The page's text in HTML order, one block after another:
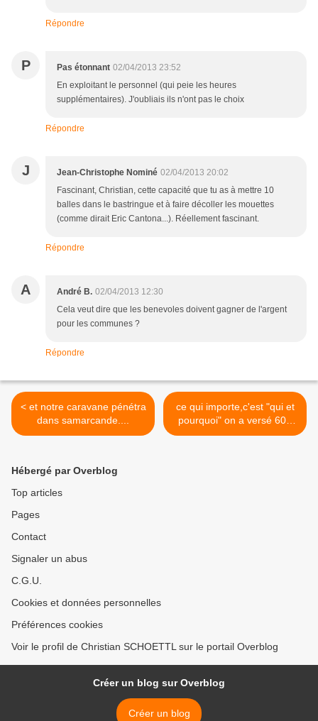
Répondre
P Pas étonnant 02/04/2013 23:52
En exploitant le personnel (qui peie les heures
supplémentaires). J'oubliais ils n'ont pas le choix
Répondre
J Jean-Christophe Nominé 02/04/2013 20:02
Fascinant, Christian, cette capacité que tu as à mettre 10
balles dans le bastringue et à faire décoller les mouettes
(comme dirait Eric Cantona...). Réellement fascinant.
Répondre
A André B. 02/04/2013 12:30
Cela veut dire que les benevoles doivent gagner de l'argent
pour les communes ?
Répondre
< et notre caravane pénétra
dans samarcande....
ce qui importe,c'est "qui et
pourquoi" on a versé 600
000 e a cahuzac en suisse
Hébergé par Overblog
Top articles
Pages
Contact
Signaler un abus
C.G.U.
Cookies et données personnelles
Préférences cookies
Voir le profil de Christian SCHOETTL sur le portail Overblog
Créer un blog sur Overblog
Créer un blog